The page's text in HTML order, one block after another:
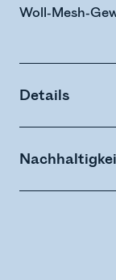
Woll-Mesh-
Details